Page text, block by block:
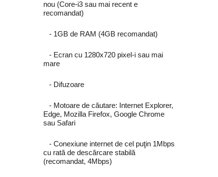
nou (Core-i3 sau mai recent e
recomandat)
‐ 1GB de RAM (4GB recomandat)
‐ Ecran cu 1280x720 pixel-i sau mai
mare
‐ Difuzoare
‐ Motoare de căutare: Internet Explorer,
Edge, Mozilla Firefox, Google Chrome
sau Safari
‐ Conexiune internet de cel puţin 1Mbps
cu rată de descărcare stabilă
(recomandat, 4Mbps)